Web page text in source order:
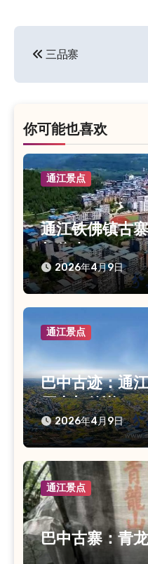
文
章
航
三品寨
你可能也喜欢
通江景点
通江铁佛镇古
与往事
2026年4月9日
通江景点
巴中古迹：通
历史与传说
2026年4月9日
通江景点
巴中古寨：青